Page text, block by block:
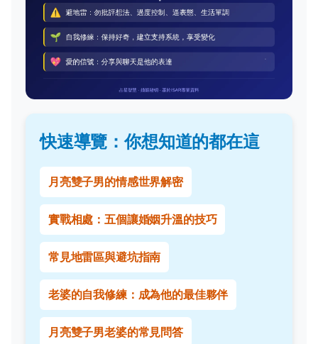
快速導覽：你想知道的都在這
月亮雙子男的情感世界解密
實戰相處：五個讓婚姻升溫的技巧
常見地雷區與避坑指南
老婆的自我修練：成為他的最佳夥伴
月亮雙子男老婆的常見問答